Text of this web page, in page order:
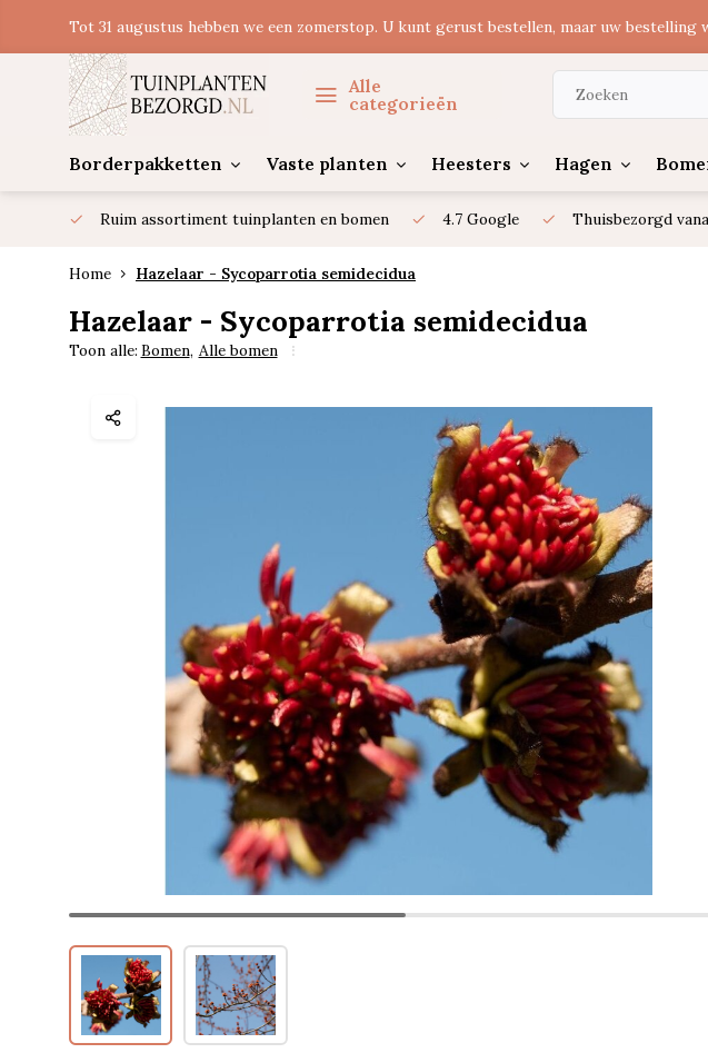
Tot 31 augustus hebben we een zomerstop. U kunt gerust bestellen, maar uw bestelling
Alle
categorieën
Borderpakketten Vaste planten Heesters Hagen
Ruim assortiment tuinplanten en bomen 4.7 Google Thuisbezorgd
Home Hazelaar - Sycoparrotia semidecidua
Hazelaar - Sycoparrotia semidecidua
Toon alle: Bomen, Alle bomen